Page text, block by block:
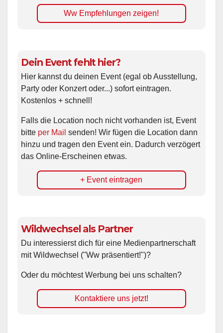
Ww Empfehlungen zeigen!
Dein Event fehlt hier?
Hier kannst du deinen Event (egal ob Ausstellung,
Party oder Konzert oder...) sofort eintragen.
Kostenlos + schnell!
Falls die Location noch nicht vorhanden ist, Event
bitte per Mail senden! Wir fügen die Location dann
hinzu und tragen den Event ein. Dadurch verzögert
das Online-Erscheinen etwas.
+ Event eintragen
Wildwechsel als Partner
Du interessierst dich für eine Medienpartnerschaft
mit Wildwechsel ("Ww präsentiert!")?
Oder du möchtest Werbung bei uns schalten?
Kontaktiere uns jetzt!